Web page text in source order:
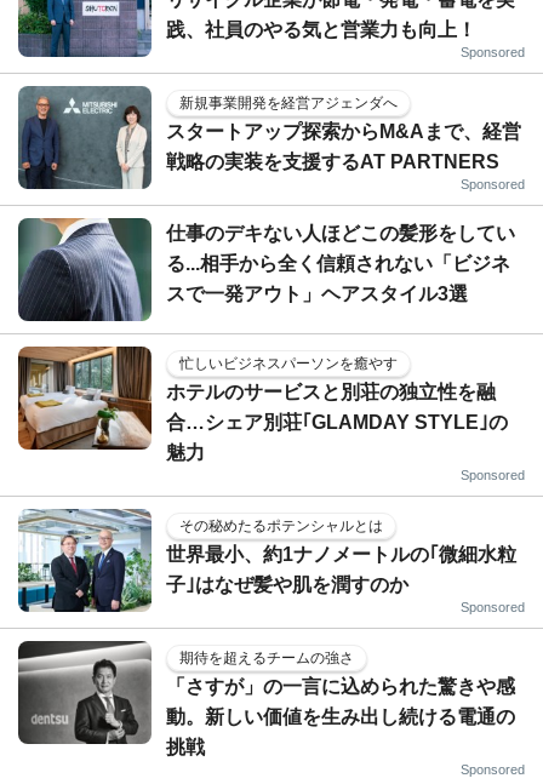
践、社員のやる気と営業力も向上！
Sponsored
新規事業開発を経営アジェンダへ
スタートアップ探索からM&Aまで、経営
戦略の実装を支援するAT PARTNERS
Sponsored
仕事のデキない人ほどこの髪形をしてい
る...相手から全く信頼されない「ビジネ
スで一発アウト」ヘアスタイル3選
忙しいビジネスパーソンを癒やす
ホテルのサービスと別荘の独立性を融
合…シェア別荘｢GLAMDAY STYLE｣の
魅力
Sponsored
その秘めたるポテンシャルとは
世界最小、約1ナノメートルの｢微細水粒
子｣はなぜ髪や肌を潤すのか
Sponsored
期待を超えるチームの強さ
「さすが」の一言に込められた驚きや感
動。新しい価値を生み出し続ける電通の
挑戦
Sponsored